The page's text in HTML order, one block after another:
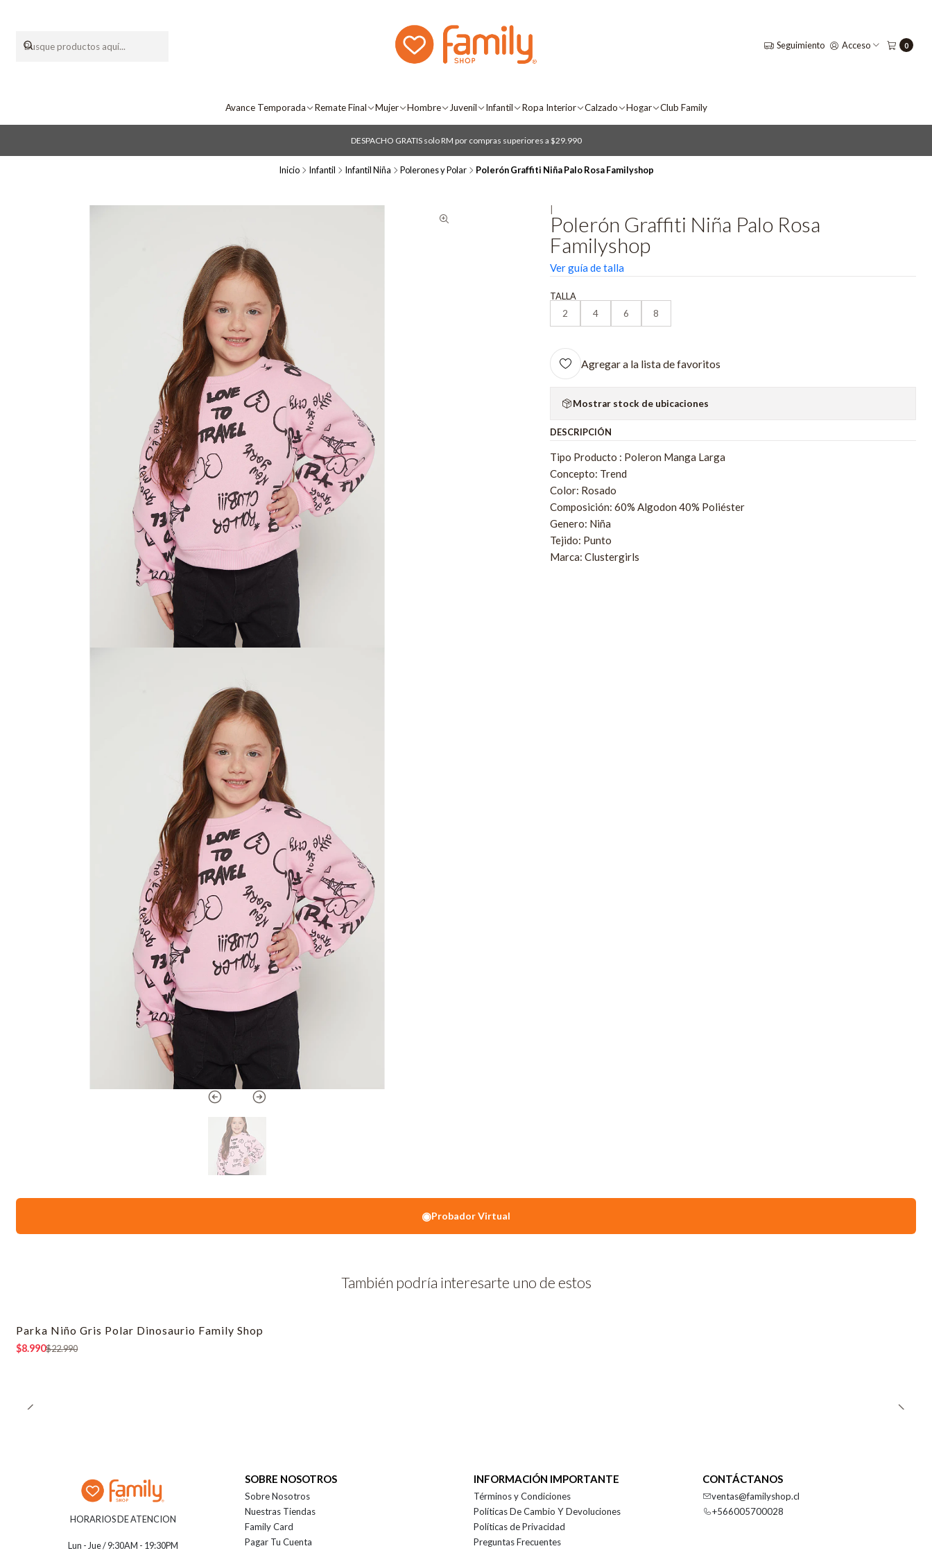
Seguimiento Acceso 0
Avance Temporada Remate Final Mujer Hombre Juvenil Infantil Ropa Interior Calzado Hogar Club Family
DESPACHO GRATIS solo RM por compras superiores a $29.990
Inicio Infantil Infantil Niña Polerones y Polar Polerón Graffiti Niña Palo Rosa Familyshop
Polerón Graffiti Niña Palo Rosa
Familyshop
Ver guía de talla
TALLA
2
4 6 8
Agregar a la lista de favoritos
Mostrar stock de ubicaciones
DESCRIPCIÓN
Tipo Producto : Poleron Manga Larga
Concepto: Trend
Color: Rosado
Composición: 60% Algodon 40% Poliéster
Genero: Niña
Tejido: Punto
Marca: Clustergirls
◉Probador Virtual
También podría interesarte uno de estos
-61% OFF
Parka Niño Gris Polar Dinosaurio Family Shop
$8.990$22.990
HORARIOS DE ATENCION
Lun - Jue / 9:30AM - 19:30PM
SOBRE NOSOTROS
Sobre Nosotros
Nuestras Tiendas
Family Card
Pagar Tu Cuenta
INFORMACIÓN IMPORTANTE
Términos y Condiciones
Políticas De Cambio Y Devoluciones
Políticas de Privacidad
Preguntas Frecuentes
CONTÁCTANOS
ventas@familyshop.cl
+566005700028